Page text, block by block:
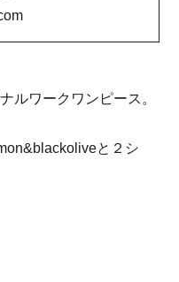
ルワークワンピース。
と２シ